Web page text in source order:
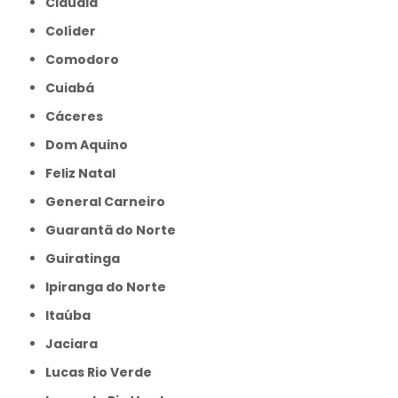
Colíder
Comodoro
Cuiabá
Cáceres
Dom Aquino
Feliz Natal
General Carneiro
Guarantã do Norte
Guiratinga
Ipiranga do Norte
Itaúba
Jaciara
Lucas Rio Verde